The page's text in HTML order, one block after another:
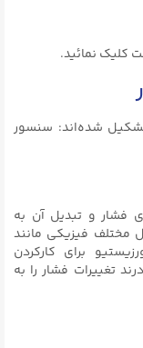
کلیک نمائید.
تشکیل شده‌اند: سنسور
فشار و تبدیل آن به
مختلف فیزیکی مانند
برای کارکردن
تغییرات فشار را به